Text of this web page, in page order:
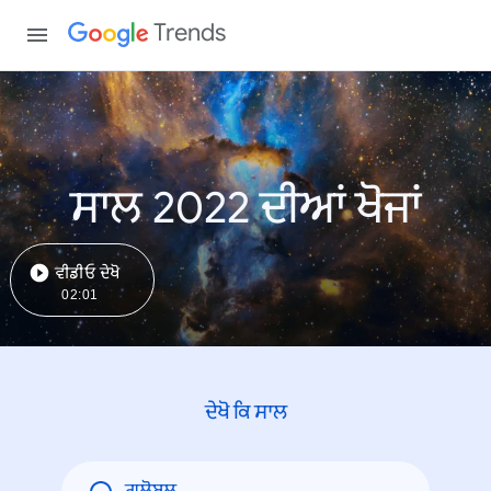
Trends
ਸਾਲ 2022 ਦੀਆਂ ਖੋਜਾਂ
ਵੀਡੀਓ ਦੇਖੋ
02:01
ਦੇਖੋ ਕਿ ਸਾਲ